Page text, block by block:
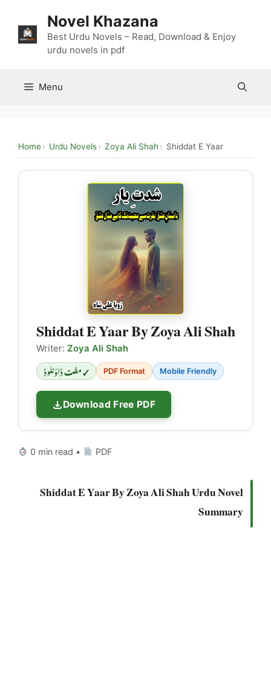
content
Novel Khazana
Best Urdu Novels – Read, Download & Enjoy
urdu novels in pdf
Menu
Home Urdu Novels Zoya Ali Shah Shiddat E Yaar
Shiddat E Yaar By Zoya Ali Shah
Writer: Zoya Ali Shah
✓ مفت ڈاؤنلوڈ PDF Format Mobile Friendly
Download Free PDF
0 min read • PDF
Shiddat E Yaar By Zoya Ali Shah Urdu Novel
Summary